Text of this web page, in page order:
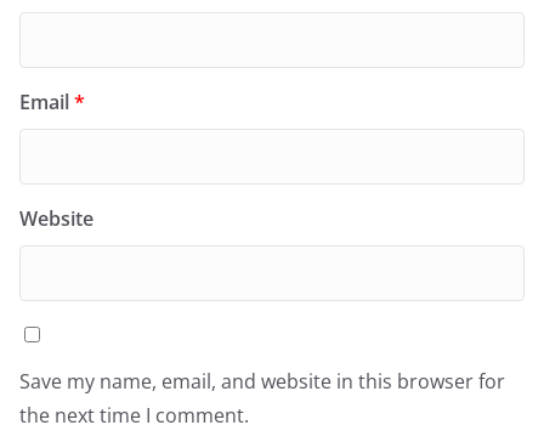
Email*
Website
Save my name, email, and website in this browser for
the next time I comment.